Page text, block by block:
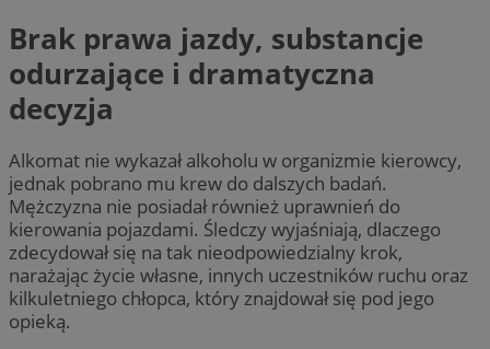
Brak prawa jazdy, substancje
odurzające i dramatyczna
decyzja
Alkomat nie wykazał alkoholu w organizmie kierowcy,
jednak pobrano mu krew do dalszych badań.
Mężczyzna nie posiadał również uprawnień do
kierowania pojazdami. Śledczy wyjaśniają, dlaczego
zdecydował się na tak nieodpowiedzialny krok,
narażając życie własne, innych uczestników ruchu oraz
kilkuletniego chłopca, który znajdował się pod jego
opieką.